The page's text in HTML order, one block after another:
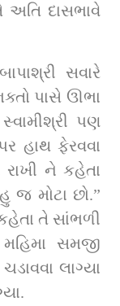
અતિ દાસભાવે
સવારે
પાસે ઊભા
પણ
હાથ ફેરવવા
રાખી ને કહેતા
જ મોટા છો.”
તે સાંભળી
સમજી
લાગ્‍યા